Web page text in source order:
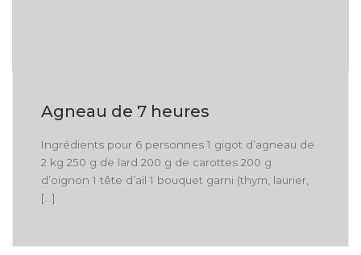
Agneau de 7 heures
Ingrédients pour 6 personnes 1 gigot d’agneau de
2 kg 250 g de lard 200 g de carottes 200 g
d’oignon 1 tête d’ail 1 bouquet garni (thym, laurier,
[…]